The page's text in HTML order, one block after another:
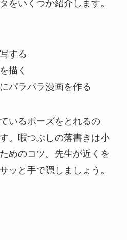
をいくつか紹介します。
する
描く
パラパラ漫画を作る
いるポーズをとれるの
。暇つぶしの落書きは小
めのコツ。先生が近くを
ッと手で隠しましょう。